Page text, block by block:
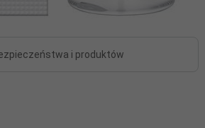
i produktów